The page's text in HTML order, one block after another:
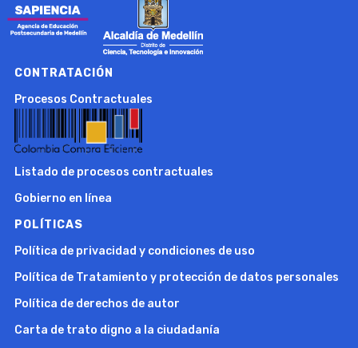
CONTRATACIÓN
Procesos Contractuales
Listado de procesos contractuales
Gobierno en línea
POLÍTICAS
Política de privacidad y condiciones de uso
Política de Tratamiento y protección de datos personales
Política de derechos de autor
Carta de trato digno a la ciudadanía